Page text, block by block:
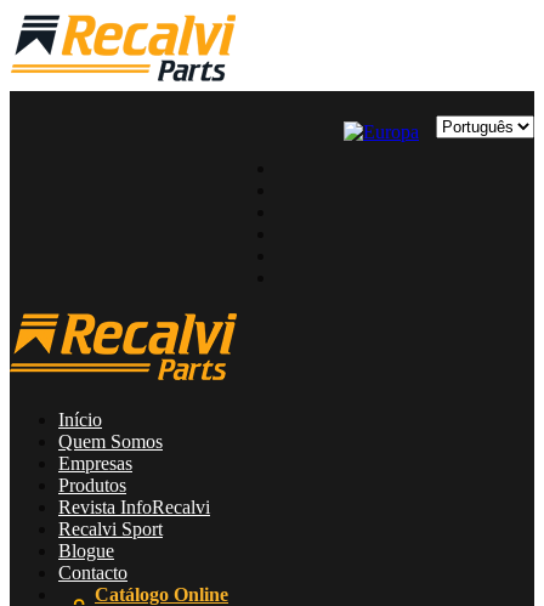
Início
Quem Somos
Empresas
Produtos
Revista InfoRecalvi
Recalvi Sport
Blogue
Contacto
Catálogo Online